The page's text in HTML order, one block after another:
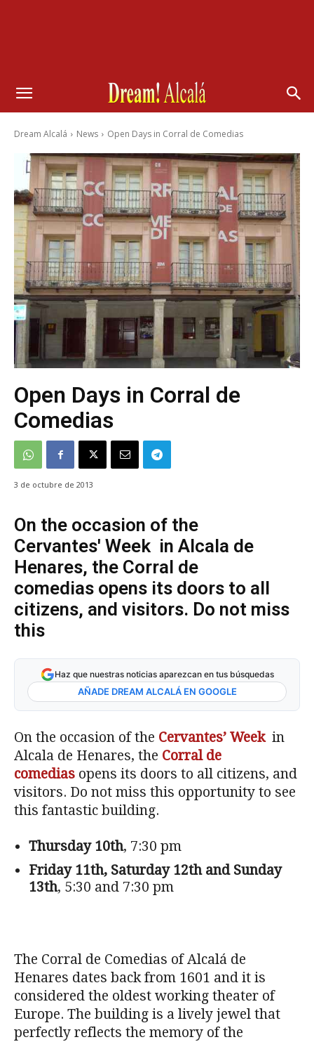
Dream Alcalá News Open Days in Corral de Comedias
Open Days in Corral de
Comedias
3 de octubre de 2013
On the occasion of the
Cervantes' Week in Alcala de
Henares, the Corral de
comedias opens its doors to all
citizens, and visitors. Do not miss
this
Haz que nuestras noticias aparezcan en tus búsquedas
AÑADE DREAM ALCALÁ EN GOOGLE
On the occasion of the Cervantes’ Weekin
Alcala de Henares, the Corral de
comedias opens its doors to all citizens, and
visitors. Do not miss this opportunity to see
this fantastic building.
Thursday 10th, 7:30 pm
Friday 11th, Saturday 12th and Sunday
13th, 5:30 and 7:30 pm
The Corral de Comedias of Alcalá de
Henares dates back from 1601 and it is
considered the oldest working theater of
Europe. The building is a lively jewel that
perfectly reflects the memory of the